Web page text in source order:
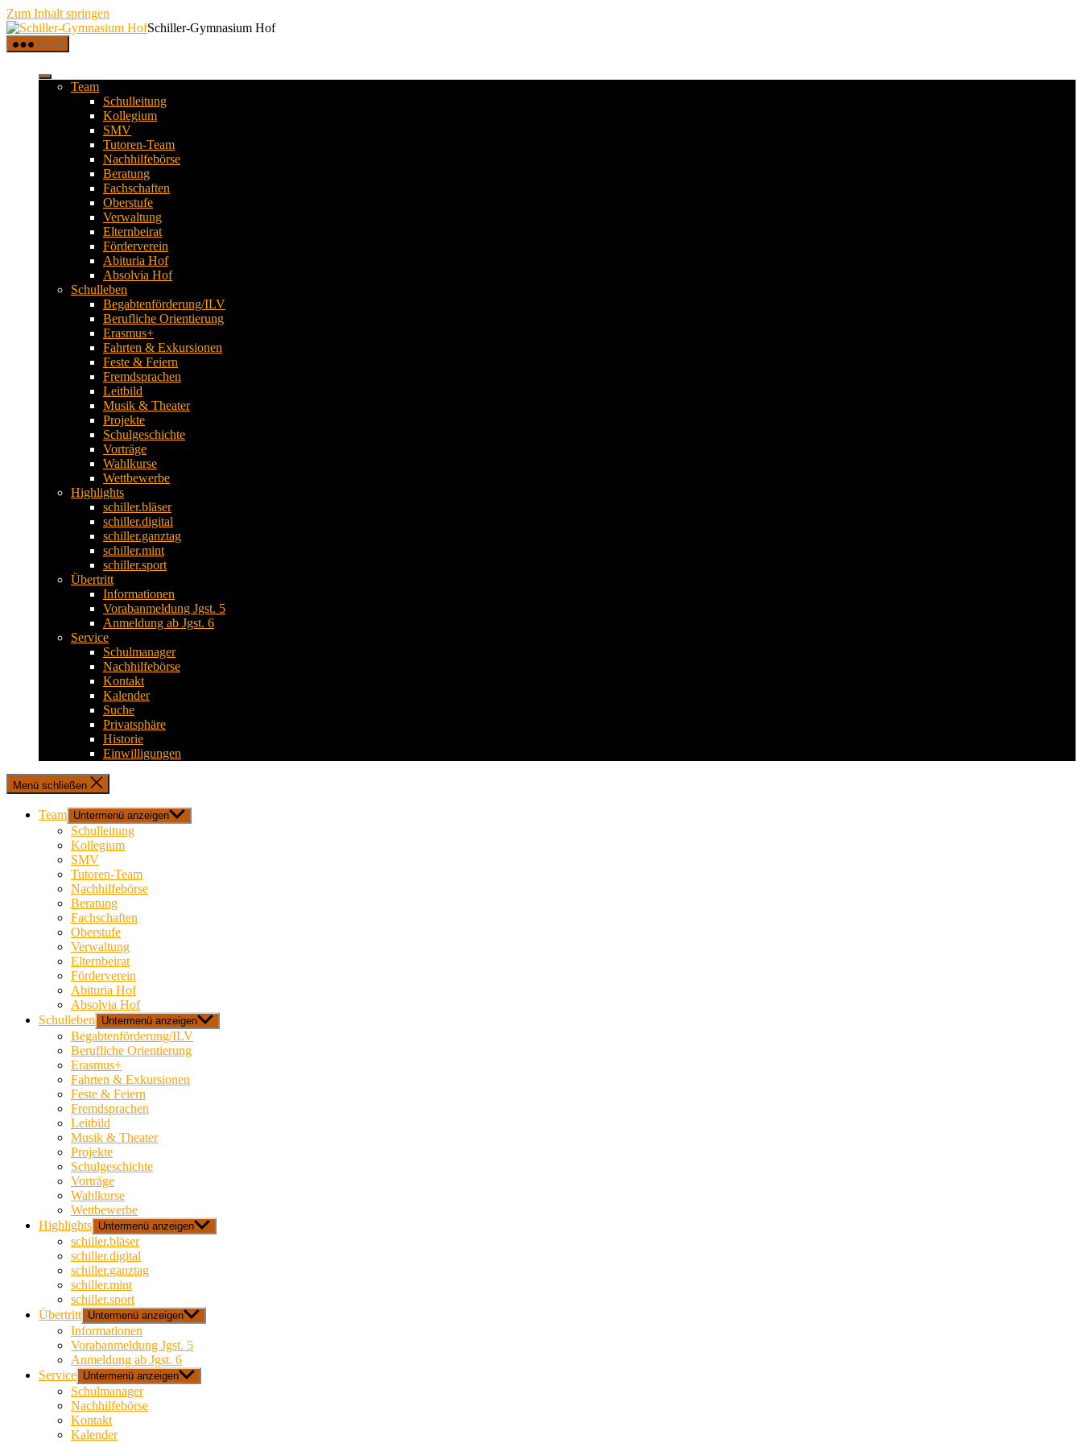
Zum Inhalt springen
Schiller-Gymnasium Hof
Menü
Team
Schulleitung
Kollegium
SMV
Tutoren-Team
Nachhilfebörse
Beratung
Fachschaften
Oberstufe
Verwaltung
Elternbeirat
Förderverein
Abituria Hof
Absolvia Hof
Schulleben
Begabtenförderung/ILV
Berufliche Orientierung
Erasmus+
Fahrten & Exkursionen
Feste & Feiern
Fremdsprachen
Leitbild
Musik & Theater
Projekte
Schulgeschichte
Vorträge
Wahlkurse
Wettbewerbe
Highlights
schiller.bläser
schiller.digital
schiller.ganztag
schiller.mint
schiller.sport
Übertritt
Informationen
Vorabanmeldung Jgst. 5
Anmeldung ab Jgst. 6
Service
Schulmanager
Nachhilfebörse
Kontakt
Kalender
Suche
Privatsphäre
Historie
Einwilligungen
Menü schließen
Team Untermenü anzeigen
Schulleitung
Kollegium
SMV
Tutoren-Team
Nachhilfebörse
Beratung
Fachschaften
Oberstufe
Verwaltung
Elternbeirat
Förderverein
Abituria Hof
Absolvia Hof
Schulleben
Untermenü anzeigen
Begabtenförderung/ILV
Berufliche Orientierung
Erasmus+
Fahrten & Exkursionen
Feste & Feiern
Fremdsprachen
Leitbild
Musik & Theater
Projekte
Schulgeschichte
Vorträge
Wahlkurse
Wettbewerbe
Highlights Untermenü anzeigen
schiller.bläser
schiller.digital
schiller.ganztag
schiller.mint
schiller.sport
Übertritt Untermenü anzeigen
Informationen
Vorabanmeldung Jgst. 5
Anmeldung ab Jgst. 6
Service Untermenü anzeigen
Schulmanager
Nachhilfebörse
Kontakt
Kalender